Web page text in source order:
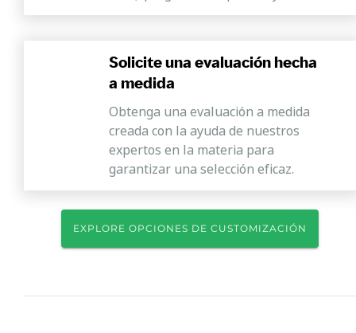
Solicite una evaluación hecha
a medida
Obtenga una evaluación a medida
creada con la ayuda de nuestros
expertos en la materia para
garantizar una selección eficaz.
EXPLORE OPCIONES DE CUSTOMIZACIÓN